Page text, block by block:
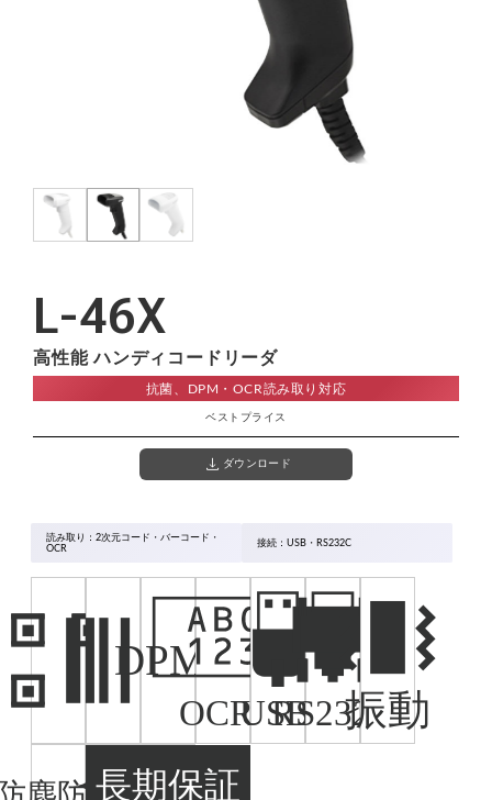
バーコード検証機
公共・選挙
OCR対応
画像エビデンス
コスト重視モデル
照合・チェック
画像撮影・収集
キーボードウェッジ
デコーダ
お勧めアプリ
WelPet™ AirOCR®Edge
CountThings
WELCOMアプリDL
お見積り依頼
無料デモ機・貸出
03-5295-7250
東京｜関東地方より東のお客様
078-994-5333
神戸｜中部地方より西のお客様
L-46X
高性能 ハンディコードリーダ
抗菌、DPM・OCR読み取り対応
ベストプライス
download ダウンロード
読み取り：2次元コード・バーコード・
OCR
接続：USB・RS232C